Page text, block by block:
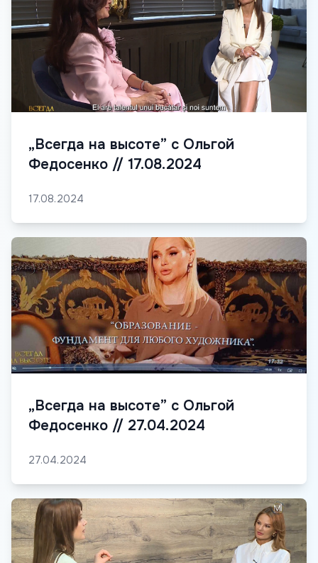
„Всегда на высоте” с Ольгой
Федосенко // 17.08.2024
17.08.2024
„Всегда на высоте” с Ольгой
Федосенко // 27.04.2024
27.04.2024